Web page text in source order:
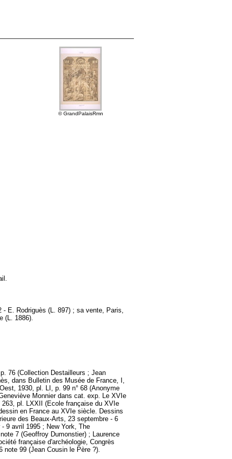
© GrandPalaisRmn
E. Rodriguès (L. 897) ; sa vente, Paris,
(L. 1886).
76 (Collection Destailleurs ; Jean
dans Bulletin des Musée de France, I,
1930, pl. LI, p. 99 n° 68 (Anonyme
Monnier dans cat. exp. Le XVIe
pl. LXXII (Ecole française du XVIe
en France au XVIe siècle. Dessins
des Beaux-Arts, 23 septembre - 6
9 avril 1995 ; New York, The
7 (Geoffroy Dumonstier) ; Laurence
française d'archéologie, Congrès
note 99 (Jean Cousin le Père ?).